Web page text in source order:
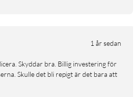
1 år sedan
Skulle det bli repigt är det bara att